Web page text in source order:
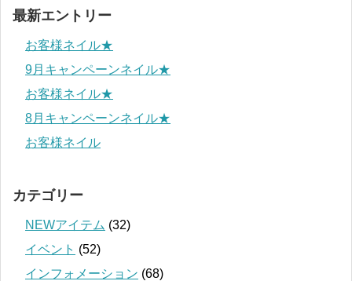
最新エントリー
お客様ネイル★
9月キャンペーンネイル★
お客様ネイル★
8月キャンペーンネイル★
お客様ネイル
カテゴリー
NEWアイテム (32)
イベント (52)
インフォメーション (68)